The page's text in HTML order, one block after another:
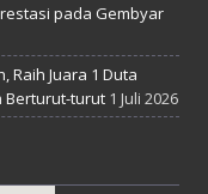
pada Gembyar
Raih Juara 1 Duta
Berturut-turut 1 Juli 2026